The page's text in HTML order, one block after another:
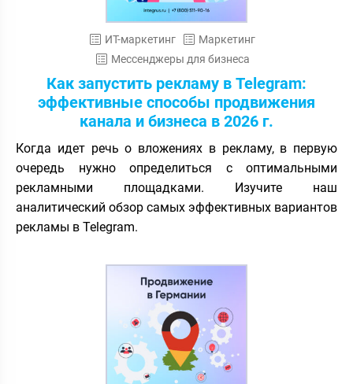
ИТ-маркетинг
Маркетинг
Мессенджеры для бизнеса
Как запустить рекламу в Telegram:
эффективные способы продвижения
канала и бизнеса в 2026 г.
Когда идет речь о вложениях в рекламу, в первую
очередь нужно определиться с оптимальными
рекламными площадками. Изучите наш
аналитический обзор самых эффективных вариантов
рекламы в Telegram.